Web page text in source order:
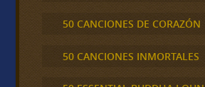
50 CANCIONES DE CORAZÓN
50 CANCIONES INMORTALES